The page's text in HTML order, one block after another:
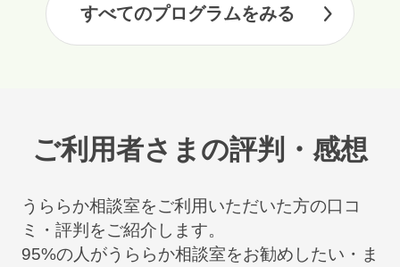
すべてのプログラムをみる
ご利用者さまの評判・感想
うららか相談室をご利用いただいた方の口コ
ミ・評判をご紹介します。
95%の人がうららか相談室をお勧めしたい・ま